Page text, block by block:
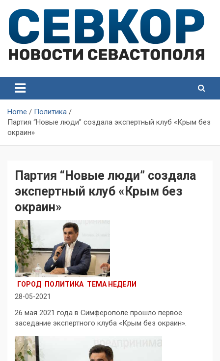
content
Севастополя
Севастополя
Home
Политика
Партия “Новые люди” создала экспертный клуб «Крым без
окраин»
Партия “Новые люди” создала
экспертный клуб «Крым без
окраин»
ГОРОД ПОЛИТИКА ТЕМА НЕДЕЛИ
28-05-2021
26 мая 2021 года в Симферополе прошло первое
заседание экспертного клуба «Крым без окраин».